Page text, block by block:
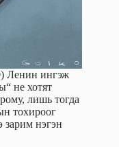
Ленин ингэж
не хотят
лишь тогда
тохироог
зарим нэгэн